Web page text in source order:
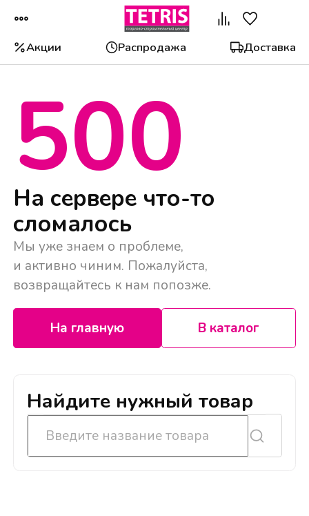
Акции Распродажа Доставка
500
На сервере что-то
сломалось
Мы уже знаем о проблеме,
и активно чиним. Пожалуйста,
возвращайтесь к нам попозже.
На главную В каталог
Найдите нужный товар